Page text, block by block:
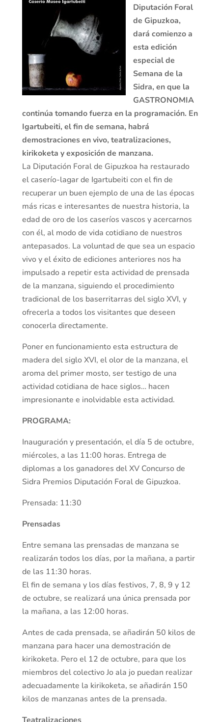
Diputación Foral
de Gipuzkoa,
dará comienzo a
esta edición
especial de
Semana de la
Sidra, en que la
GASTRONOMIA
continúa tomando fuerza en la programación. En
Igartubeiti, el fin de semana, habrá
demostraciones en vivo, teatralizaciones,
kirikoketa y exposición de manzana.
La Diputación Foral de Gipuzkoa ha restaurado
el caserío-lagar de Igartubeiti con el fin de
recuperar un buen ejemplo de una de las épocas
más ricas e interesantes de nuestra historia, la
edad de oro de los caseríos vascos y acercarnos
con él, al modo de vida cotidiano de nuestros
antepasados. La voluntad de que sea un espacio
vivo y el éxito de ediciones anteriores nos ha
impulsado a repetir esta actividad de prensada
de la manzana, siguiendo el procedimiento
tradicional de los baserritarras del siglo XVI, y
ofrecerla a todos los visitantes que deseen
conocerla directamente.
Poner en funcionamiento esta estructura de
madera del siglo XVI, el olor de la manzana, el
aroma del primer mosto, ser testigo de una
actividad cotidiana de hace siglos… hacen
impresionante e inolvidable esta actividad.
PROGRAMA:
Inauguración y presentación, el día 5 de octubre,
miércoles, a las 11:00 horas. Entrega de
diplomas a los ganadores del XV Concurso de
Sidra Premios Diputación Foral de Gipuzkoa.
Prensada: 11:30
Prensadas
Entre semana las prensadas de manzana se
realizarán todos los días, por la mañana, a partir
de las 11:30 horas.
El fin de semana y los días festivos, 7, 8, 9 y 12
de octubre, se realizará una única prensada por
la mañana, a las 12:00 horas.
Antes de cada prensada, se añadirán 50 kilos de
manzana para hacer una demostración de
kirikoketa. Pero el 12 de octubre, para que los
miembros del colectivo Jo ala jo puedan realizar
adecuadamente la kirikoketa, se añadirán 150
kilos de manzanas antes de la prensada.